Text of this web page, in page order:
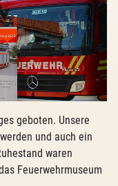
geboten. Unsere
und auch ein
waren
Feuerwehrmuseum